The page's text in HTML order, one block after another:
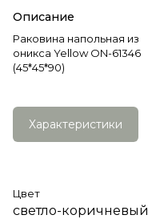
Описание
Раковина напольная из
оникса Yellow ON-61346
(45*45*90)
Характеристики
Цвет
светло-коричневый